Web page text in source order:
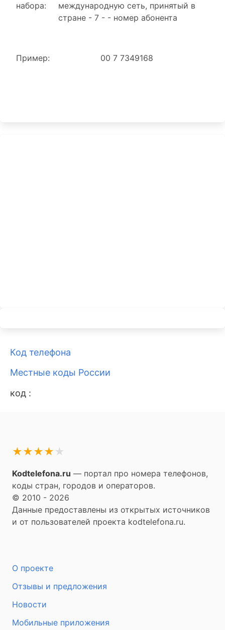
набора:
международную сеть, принятый в
стране - 7 - - номер абонента
Пример: 00 7 7349168
Код телефона
Местные коды России
код :
★
★
★
★
★
Kodtelefona.ru — портал про номера телефонов,
коды стран, городов и операторов.
© 2010 - 2026
Данные предоставлены из открытых источников
и от пользователей проекта kodtelefona.ru.
О проекте
Отзывы и предложения
Новости
Мобильные приложения